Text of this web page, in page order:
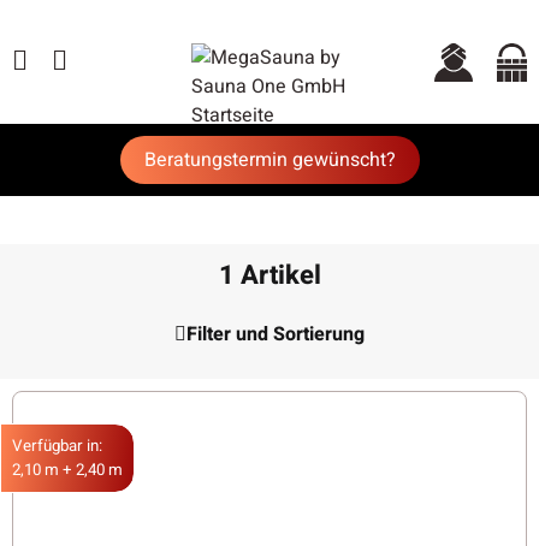
Beratungstermin gewünscht?
1 Artikel
Filter und Sortierung
Verfügbar in:
2,10 m + 2,40 m